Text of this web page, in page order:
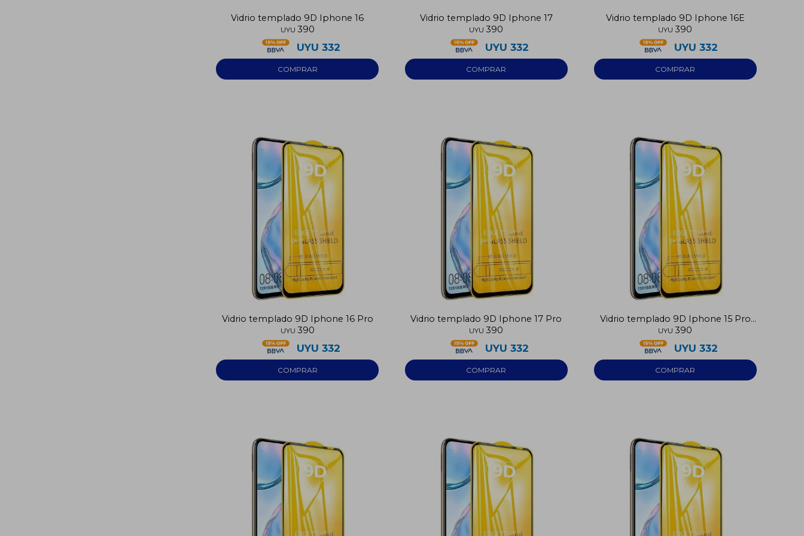
Vidrio templado 9D Iphone 16
UYU 390
UYU 332
Vidrio templado 9D Iphone 17
UYU 390
UYU 332
Vidrio templado 9D Iphone 16E
UYU 390
UYU 332
Vidrio templado 9D Iphone 16 Pro
UYU 390
UYU 332
Vidrio templado 9D Iphone 17 Pro
UYU 390
UYU 332
Vidrio templado 9D Iphone 15 Pro
Max
UYU 390
UYU 332